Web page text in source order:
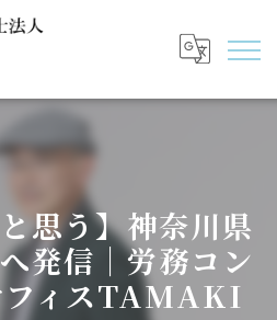
思う】神奈川県
発信｜労務コン
フィスTAMAKI